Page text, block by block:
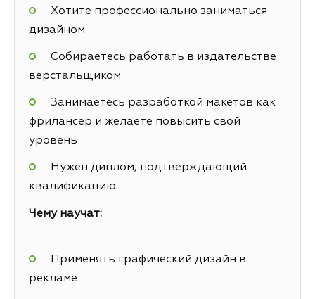
Хотите профессионально заниматься
дизайном
Собираетесь работать в издательстве
верстальщиком
Занимаетесь разработкой макетов как
фрилансер и желаете повысить свой
уровень
Нужен диплом, подтверждающий
квалификацию
Чему научат:
Применять графический дизайн в
рекламе